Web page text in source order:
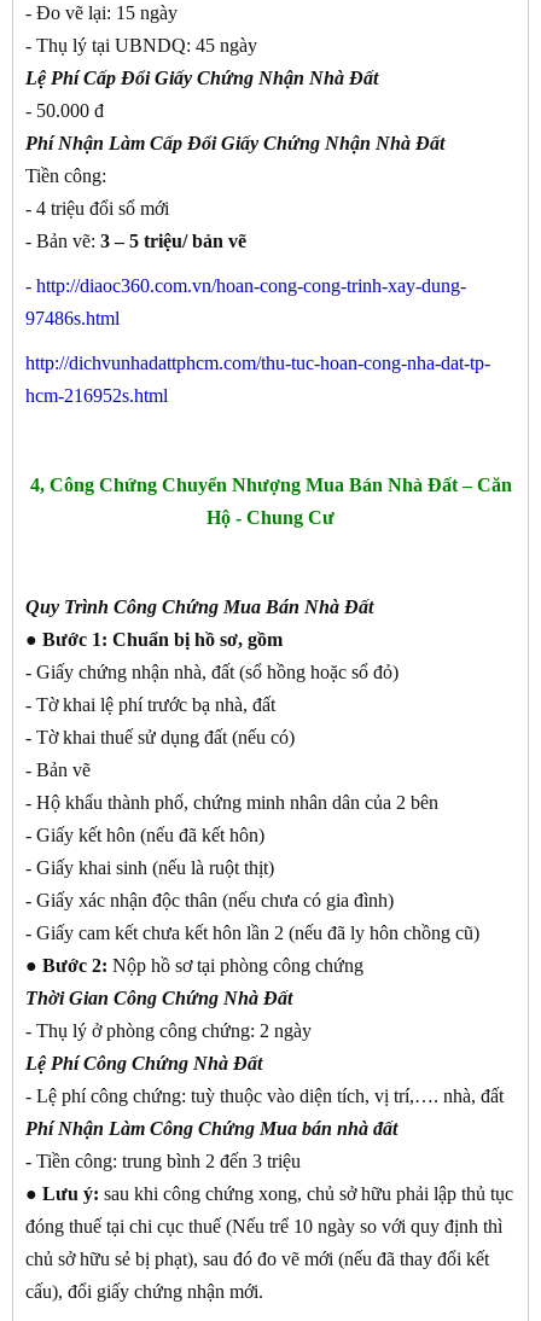
- Đo vẽ lại: 15 ngày
- Thụ lý tại UBNDQ: 45 ngày
Lệ Phí Cấp Đổi Giấy Chứng Nhận Nhà Đất
- 50.000 đ
Phí Nhận Làm Cấp Đổi Giấy Chứng Nhận Nhà Đất
Tiền công:
- 4 triệu đổi sổ mới
- Bản vẽ: 3 – 5 triệu/ bản vẽ
- http://diaoc360.com.vn/hoan-cong-cong-trinh-xay-dung-
97486s.html
http://dichvunhadattphcm.com/thu-tuc-hoan-cong-nha-dat-tp-
hcm-216952s.html
4, Công Chứng Chuyển Nhượng Mua Bán Nhà Đất – Căn
Hộ - Chung Cư
Quy Trình Công Chứng Mua Bán Nhà Đất
● Bước 1: Chuẩn bị hồ sơ, gồm
- Giấy chứng nhận nhà, đất (sổ hồng hoặc sổ đỏ)
- Tờ khai lệ phí trước bạ nhà, đất
- Tờ khai thuế sử dụng đất (nếu có)
- Bản vẽ
- Hộ khẩu thành phố, chứng minh nhân dân của 2 bên
- Giấy kết hôn (nếu đã kết hôn)
- Giấy khai sinh (nếu là ruột thịt)
- Giấy xác nhận độc thân (nếu chưa có gia đình)
- Giấy cam kết chưa kết hôn lần 2 (nếu đã ly hôn chồng cũ)
● Bước 2: Nộp hồ sơ tại phòng công chứng
Thời Gian Công Chứng Nhà Đất
- Thụ lý ở phòng công chứng: 2 ngày
Lệ Phí Công Chứng Nhà Đất
- Lệ phí công chứng: tuỳ thuộc vào diện tích, vị trí,…. nhà, đất
Phí Nhận Làm Công Chứng Mua bán nhà đất
- Tiền công: trung bình 2 đến 3 triệu
● Lưu ý: sau khi công chứng xong, chủ sở hữu phải lập thủ tục
đóng thuế tại chi cục thuế (Nếu trể 10 ngày so với quy định thì
chủ sở hữu sẻ bị phạt), sau đó đo vẽ mới (nếu đã thay đổi kết
cấu), đổi giấy chứng nhận mới.